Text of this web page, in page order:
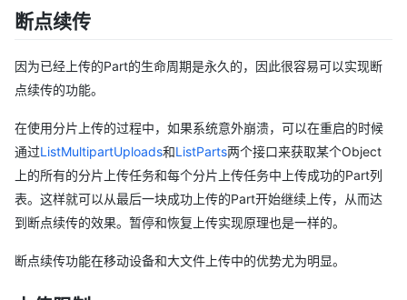
断点续传
因为已经上传的Part的生命周期是永久的，因此很容易可以实现断
点续传的功能。
在使用分片上传的过程中，如果系统意外崩溃，可以在重启的时候
通过ListMultipartUploads和ListParts两个接口来获取某个Object
上的所有的分片上传任务和每个分片上传任务中上传成功的Part列
表。这样就可以从最后一块成功上传的Part开始继续上传，从而达
到断点续传的效果。暂停和恢复上传实现原理也是一样的。
断点续传功能在移动设备和大文件上传中的优势尤为明显。